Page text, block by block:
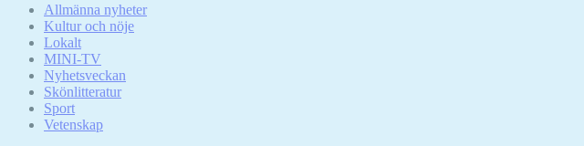
Allmänna nyheter
Kultur och nöje
Lokalt
MINI-TV
Nyhetsveckan
Skönlitteratur
Sport
Vetenskap